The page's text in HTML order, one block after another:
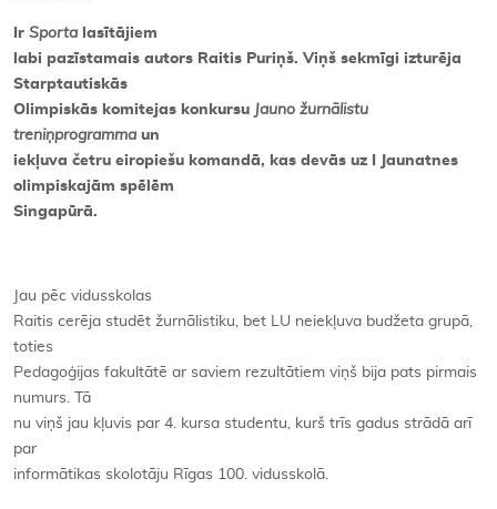
Ir Sporta lasītājiem
labi pazīstamais autors Raitis Puriņš. Viņš sekmīgi izturēja
Starptautiskās
Olimpiskās komitejas konkursu Jauno žurnālistu
treniņprogramma un
iekļuva četru eiropiešu komandā, kas devās uz I Jaunatnes
olimpiskajām spēlēm
Singapūrā.
Jau pēc vidusskolas
Raitis cerēja studēt žurnālistiku, bet LU neiekļuva budžeta grupā,
toties
Pedagoģijas fakultātē ar saviem rezultātiem viņš bija pats pirmais
numurs. Tā
nu viņš jau kļuvis par 4. kursa studentu, kurš trīs gadus strādā arī
par
informātikas skolotāju Rīgas 100. vidusskolā.